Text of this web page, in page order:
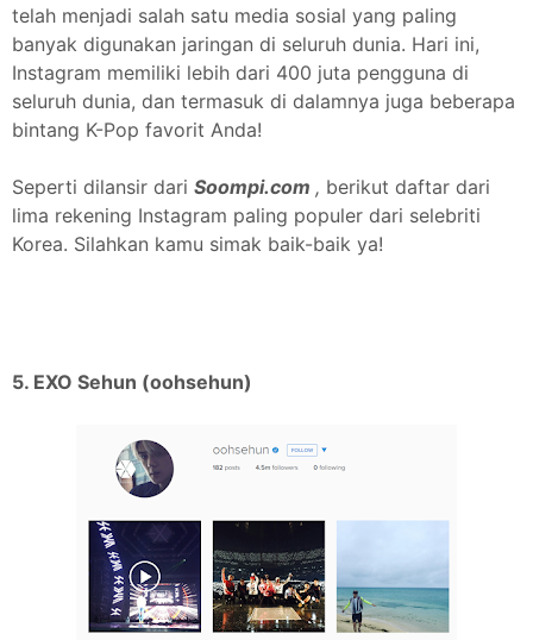
telah menjadi salah satu media sosial yang paling
banyak digunakan jaringan di seluruh dunia. Hari ini,
Instagram memiliki lebih dari 400 juta pengguna di
seluruh dunia, dan termasuk di dalamnya juga beberapa
bintang K-Pop favorit Anda!
Seperti dilansir dari Soompi.com , berikut daftar dari
lima rekening Instagram paling populer dari selebriti
Korea. Silahkan kamu simak baik-baik ya!
5. EXO Sehun (oohsehun)